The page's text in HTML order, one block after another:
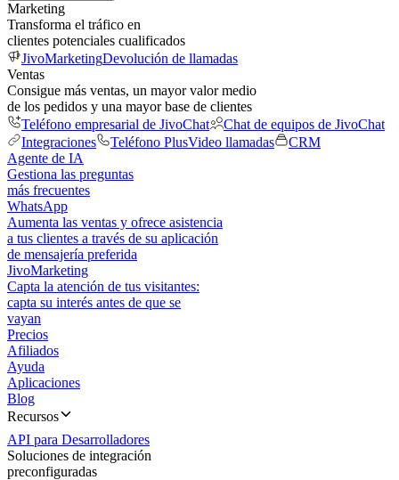
Marketing
Transforma el tráfico en
clientes potenciales cualificados
JivoMarketingDevolución de llamadas
Ventas
Consigue más ventas, un mayor valor medio
de los pedidos y una mayor base de clientes
Teléfono empresarial de JivoChat
Chat de equipos de JivoChat
Integraciones
Teléfono PlusVideo llamadas
CRM
Agente de IA
Gestiona las preguntas
más frecuentes
WhatsApp
Aumenta las ventas y ofrece asistencia
a tus clientes a través de su aplicación
de mensajería preferida
JivoMarketing
Capta la atención de tus visitantes:
capta su interés antes de que se
vayan
Precios
Afiliados
Ayuda
Aplicaciones
Blog
Recursos
API para Desarrolladores
Soluciones de integración
preconfiguradas